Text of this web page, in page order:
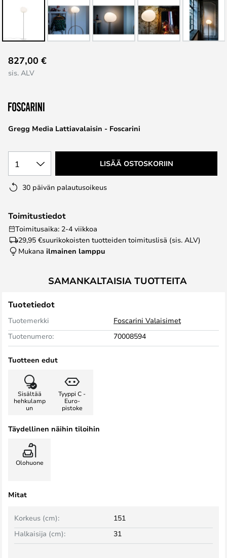
to
the
of
the
images
Gregg Media Lattiavalaisin - Foscarini
827,00 €
sis. ALV
1 LISÄÄ OSTOSKORIIN
30 päivän palautusoikeus
Toimitustiedot
Toimitusaika: 2-4 viikkoa
29,95 €suurikokoisten tuotteiden toimituslisä (sis. ALV)
Mukana ilmainen lamppu
SAMANKALTAISIA TUOTTEITA
Tuotetiedot
Tuotemerkki
Foscarini Valaisimet
Tuotenumero:
70008594
Tuotteen edut
Sisältää
hehkulamp
un
Tyyppi C -
Euro-
pistoke
Täydellinen näihin tiloihin
Olohuone
Mitat
Korkeus (cm):
151
Halkaisija (cm):
31